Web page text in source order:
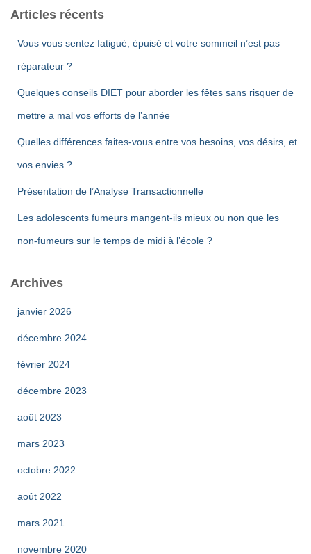
rArticles récents
Vous vous sentez fatigué, épuisé et votre sommeil n’est pas
réparateur ?
Quelques conseils DIET pour aborder les fêtes sans risquer de
mettre a mal vos efforts de l’année
Quelles différences faites-vous entre vos besoins, vos désirs, et
vos envies ?
Présentation de l’Analyse Transactionnelle
Les adolescents fumeurs mangent-ils mieux ou non que les
non-fumeurs sur le temps de midi à l’école ?
Archives
janvier 2026
décembre 2024
février 2024
décembre 2023
août 2023
mars 2023
octobre 2022
août 2022
mars 2021
novembre 2020